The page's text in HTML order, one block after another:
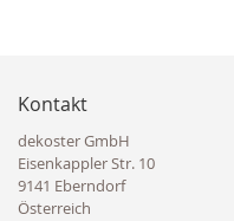
Kontakt
dekoster GmbH
Eisenkappler Str. 10
9141 Eberndorf
Österreich